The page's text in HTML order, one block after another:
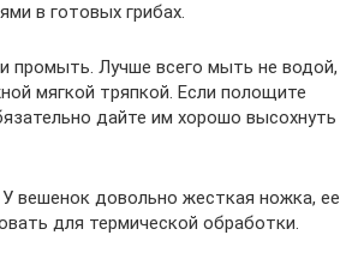
в готовых грибах.
промыть. Лучше всего мыть не водой,
мягкой тряпкой. Если полощите
дайте им хорошо высохнуть
вешенок довольно жесткая ножка, ее
для термической обработки.